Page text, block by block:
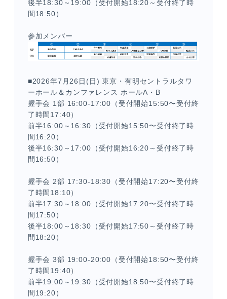
後半18:30～19:00（受付開始18:20～受付終了時
間18:50）
参加メンバー
■2026年7月26日(日) 東京・有明セントラルタワ
ーホール＆カンファレンス ホールA・B
握手会 1部 16:00-17:00（受付開始15:50〜受付終
了時間17:40）
前半16:00～16:30（受付開始15:50〜受付終了時
間16:20）
後半16:30～17:00（受付開始16:20～受付終了時
間16:50）
握手会 2部 17:30-18:30（受付開始17:20〜受付終
了時間18:10）
前半17:30～18:00（受付開始17:20〜受付終了時
間17:50）
後半18:00～18:30（受付開始17:50～受付終了時
間18:20）
握手会 3部 19:00-20:00（受付開始18:50〜受付終
了時間19:40）
前半19:00～19:30（受付開始18:50〜受付終了時
間19:20）